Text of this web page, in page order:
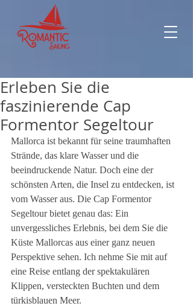
Erleben Sie die
faszinierende Cap
Formentor Segeltour
Mallorca ist bekannt für seine traumhaften
Strände, das klare Wasser und die
beeindruckende Natur. Doch eine der
schönsten Arten, die Insel zu entdecken, ist
vom Wasser aus. Die Cap Formentor
Segeltour bietet genau das: Ein
unvergessliches Erlebnis, bei dem Sie die
Küste Mallorcas aus einer ganz neuen
Perspektive sehen. Ich nehme Sie mit auf
eine Reise entlang der spektakulären
Klippen, versteckten Buchten und dem
türkisblauen Meer.